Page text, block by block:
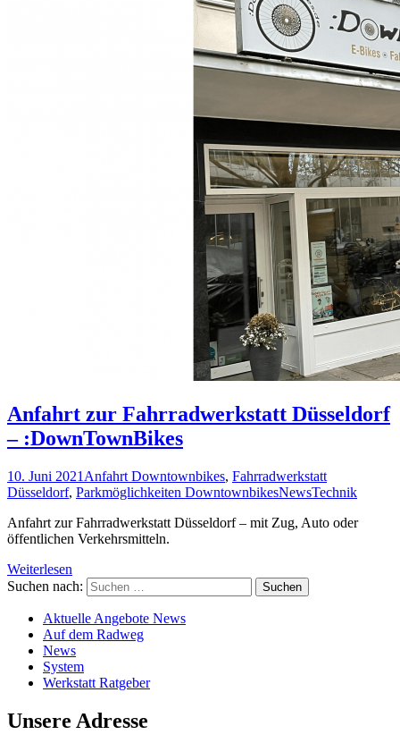
Anfahrt zur Fahrradwerkstatt Düsseldorf
– :DownTownBikes
10. Juni 2021 Anfahrt Downtownbikes, Fahrradwerkstatt
Düsseldorf, Parkmöglichkeiten DowntownbikesNewsTechnik
Anfahrt zur Fahrradwerkstatt Düsseldorf – mit Zug, Auto oder
öffentlichen Verkehrsmitteln.
Weiterlesen
Suchen nach:
Aktuelle Angebote News
Auf dem Radweg
News
System
Werkstatt Ratgeber
Unsere Adresse